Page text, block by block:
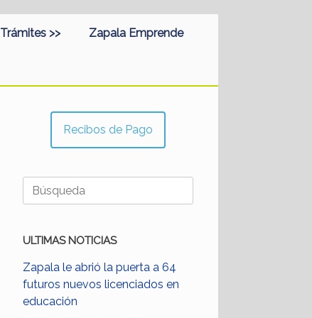
Trámites >> Zapala Emprende
Recibos de Pago
Buscar:
ULTIMAS NOTICIAS
Zapala le abrió la puerta a 64
futuros nuevos licenciados en
educación